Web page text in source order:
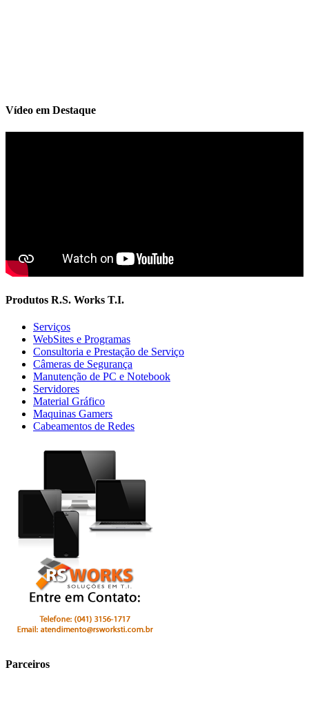
Vídeo em Destaque
Produtos R.S. Works T.I.
Serviços
WebSites e Programas
Consultoria e Prestação de Serviço
Câmeras de Segurança
Manutenção de PC e Notebook
Servidores
Material Gráfico
Maquinas Gamers
Cabeamentos de Redes
Parceiros